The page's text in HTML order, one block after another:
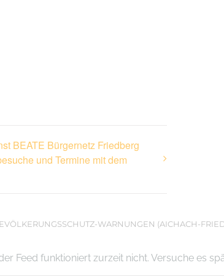
BEATE Bürgernetz Friedberg
und Termine mit dem
WARNUNGEN (AICHACH-
Feed funktioniert zurzeit nicht. Versuche es